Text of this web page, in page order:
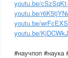
youtu.be/
youtu.be/
youtu.be/
youtu.be/
#научпоп #наука